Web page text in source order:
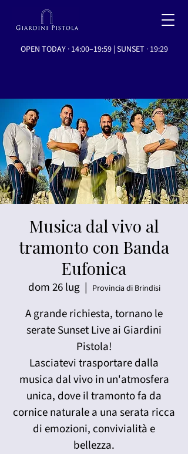
OPEN TODAY · 14:00–19:59 | SUNSET · 19:29
Musica dal vivo al
tramonto con Banda
Eufonica
dom 26 lug
  |
Provincia di Brindisi
A grande richiesta, tornano le
serate Sunset Live ai Giardini
Pistola!
Lasciatevi trasportare dalla
musica dal vivo in un'atmosfera
unica, dove il tramonto fa da
cornice naturale a una serata ricca
di emozioni, convivialità e
bellezza.